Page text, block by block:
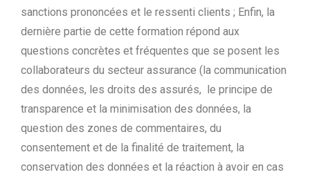
sanctions prononcées et le ressenti clients ; Enfin, la
dernière partie de cette formation répond aux
questions concrètes et fréquentes que se posent les
collaborateurs du secteur assurance (la communication
des données, les droits des assurés, le principe de
transparence et la minimisation des données, la
question des zones de commentaires, du
consentement et de la finalité de traitement, la
conservation des données et la réaction à avoir en cas